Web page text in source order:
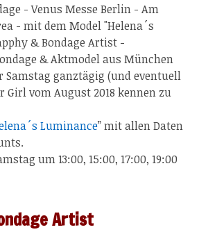
- Venus Messe Berlin - Am
- mit dem Model "Helena´s
& Bondage Artist -
& Aktmodel aus München
ganztägig (und eventuell
vom August 2018 kennen zu
Luminance” mit allen Daten
um 13:00, 15:00, 17:00, 19:00
Artist